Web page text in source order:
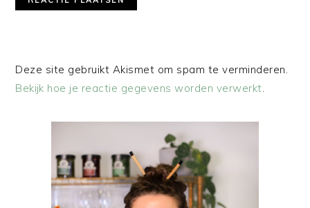
Deze site gebruikt Akismet om spam te verminderen.
Bekijk hoe je reactie gegevens worden verwerkt.